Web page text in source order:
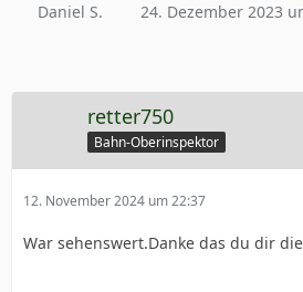
Daniel S. 24. Dezember 2023
retter750
Bahn-Oberinspektor
12. November 2024 um 22:37
War sehenswert.Danke das du dir